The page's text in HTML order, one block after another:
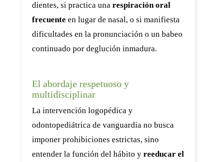
dientes, si practica una respiración oral
frecuente en lugar de nasal, o si manifiesta
dificultades en la pronunciación o un babeo
continuado por deglución inmadura.
El abordaje respetuoso y
multidisciplinar
La intervención logopédica y
odontopediátrica de vanguardia no busca
imponer prohibiciones estrictas, sino
entender la función del hábito y reeducar el